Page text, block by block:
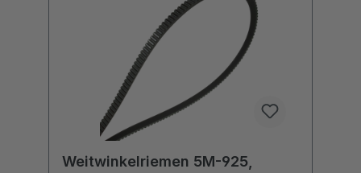
Weitwinkelriemen 5M-925,